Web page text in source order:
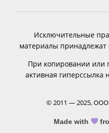
Исключительные
материалы
При копировании или
активная гиперссылка
© 2011 — 2025,
Made with